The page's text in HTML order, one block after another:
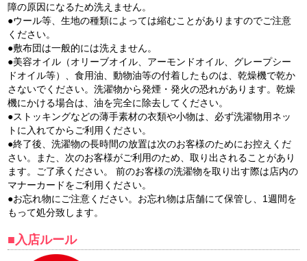
障の原因になるため洗えません。
●ウール等、生地の種類によっては縮むことがありますのでご注意
ください。
●敷布団は一般的には洗えません。
●美容オイル（オリーブオイル、アーモンドオイル、グレープシー
ドオイル等）、食用油、動物油等の付着したものは、乾燥機で乾か
さないでください。洗濯物から発煙・発火の恐れがあります。乾燥
機にかける場合は、油を完全に除去してください。
●ストッキングなどの薄手素材の衣類や小物は、必ず洗濯物用ネッ
トに入れてからご利用ください。
●終了後、洗濯物の長時間の放置は次のお客様のためにお控えくだ
さい。また、次のお客様がご利用のため、取り出されることがあり
ます。ご了承ください。 前のお客様の洗濯物を取り出す際は店内の
マナーカードをご利用ください。
●お忘れ物にご注意ください。お忘れ物は店舗にて保管し、1週間を
もって処分致します。
■入店ルール